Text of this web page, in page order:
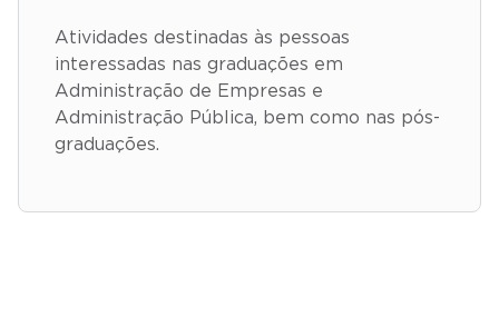
Atividades destinadas às pessoas
interessadas nas graduações em
Administração de Empresas e
Administração Pública, bem como nas pós-
graduações.